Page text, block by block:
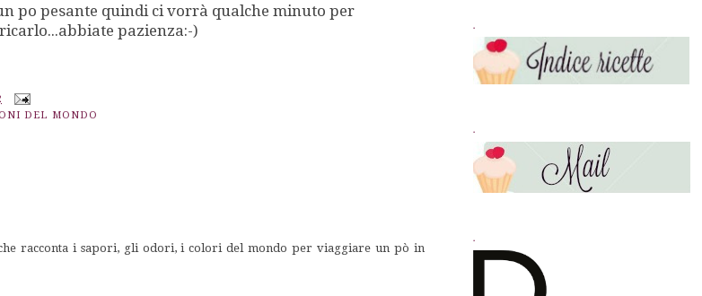
po pesante quindi ci vorrà qualche minuto per
pazienza:-)
DEL MONDO
racconta i sapori, gli odori, i colori del mondo per viaggiare un pò in
.
.
.